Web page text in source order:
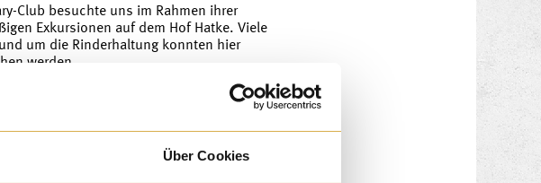
Über Cookies
Club besuchte uns im Rahmen ihrer
Exkursionen auf dem Hof Hatke. Viele
um die Rinderhaltung konnten hier
werden.